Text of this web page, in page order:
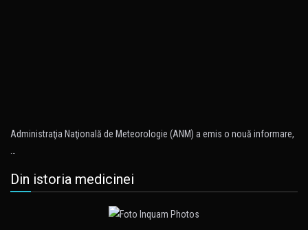
Administraţia Naţională de Meteorologie (ANM) a emis o nouă informare,
Din istoria medicinei